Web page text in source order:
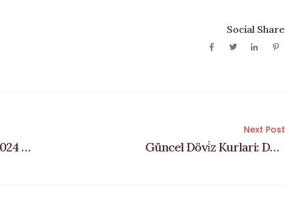
Social Share
Casino Med Bankid 2024 Alla Svenska Bankid Casinon Online
Next Post
Güncel Dövi̇z Kurlari: Dolar Ve Euro Kaç Tl Oldu? Güncel Dolar Tl, Euro Tl Kuru 9 Kasım 2024 Dünya Gazetesi”